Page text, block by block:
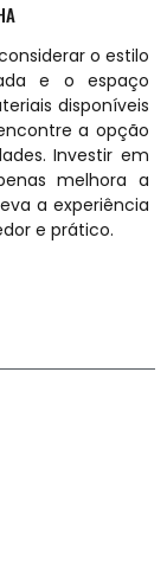
o estilo
e o espaço
disponíveis
a opção
Investir em
melhora a
a experiência
e prático.